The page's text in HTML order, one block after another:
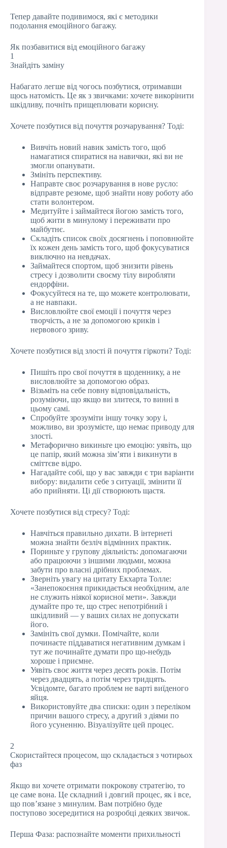
Тепер давайте подивимося, які є методики
подолання емоційного багажу.
Як позбавитися від емоційного багажу
1
Знайдіть заміну
Набагато легше від чогось позбутися, отримавши
щось натомість. Це як з звичками: хочете викорінити
шкідливу, почніть прищеплювати корисну.
Хочете позбутися від почуття розчарування? Тоді:
Вивчіть новий навик замість того, щоб
намагатися спиратися на навички, які ви не
змогли опанувати.
Змініть перспективу.
Направте своє розчарування в нове русло:
відправте резюме, щоб знайти нову роботу або
стати волонтером.
Медитуйте і займайтеся йогою замість того,
щоб жити в минулому і переживати про
майбутнє.
Складіть список своїх досягнень і поповнюйте
їх кожен день замість того, щоб фокусуватися
виключно на невдачах.
Займайтеся спортом, щоб знизити рівень
стресу і дозволити своєму тілу виробляти
ендорфіни.
Фокусуйтеся на те, що можете контролювати,
а не навпаки.
Висловлюйте свої емоції і почуття через
творчість, а не за допомогою криків і
нервового зриву.
Хочете позбутися від злості й почуття гіркоти? Тоді:
Пишіть про свої почуття в щоденнику, а не
висловлюйте за допомогою образ.
Візьміть на себе повну відповідальність,
розуміючи, що якщо ви злитеся, то винні в
цьому самі.
Спробуйте зрозуміти іншу точку зору і,
можливо, ви зрозумієте, що немає приводу для
злості.
Метафорично викиньте цю емоцію: уявіть, що
це папір, який можна зім’яти і викинути в
сміттєве відро.
Нагадайте собі, що у вас завжди є три варіанти
вибору: видалити себе з ситуації, змінити її
або прийняти. Ці дії створюють щастя.
Хочете позбутися від стресу? Тоді:
Навчіться правильно дихати. В інтернеті
можна знайти безліч відмінних практик.
Пориньте у групову діяльність: допомагаючи
або працюючи з іншими людьми, можна
забути про власні дрібних проблемах.
Зверніть увагу на цитату Екхарта Толле:
«Занепокоєння прикидається необхідним, але
не служить ніякої корисної мети». Завжди
думайте про те, що стрес непотрібний і
шкідливий — у ваших силах не допускати
його.
Замініть свої думки. Помічайте, коли
починаєте піддаватися негативним думкам і
тут же починайте думати про що-небудь
хороше і приємне.
Уявіть своє життя через десять років. Потім
через двадцять, а потім через тридцять.
Усвідомте, багато проблем не варті виїденого
яйця.
Використовуйте два списки: один з переліком
причин вашого стресу, а другий з діями по
його усуненню. Візуалізуйте цей процес.
2
Скористайтеся процесом, що складається з чотирьох
фаз
Якщо ви хочете отримати покрокову стратегію, то
це саме вона. Це складний і довгий процес, як і все,
що пов’язане з минулим. Вам потрібно буде
поступово зосередитися на розробці деяких звичок.
Перша Фаза: распознайте моменти прихильності